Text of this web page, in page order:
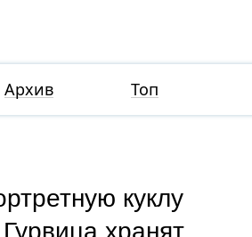
Архив Топ
куклу
хранят